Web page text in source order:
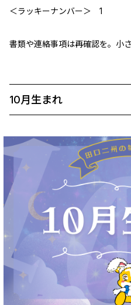
＜ラッキーナンバー＞ 1
書類や連絡事項は再確認を。小
10月生まれ